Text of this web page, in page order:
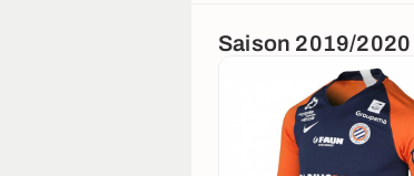
Saison 2019/2020